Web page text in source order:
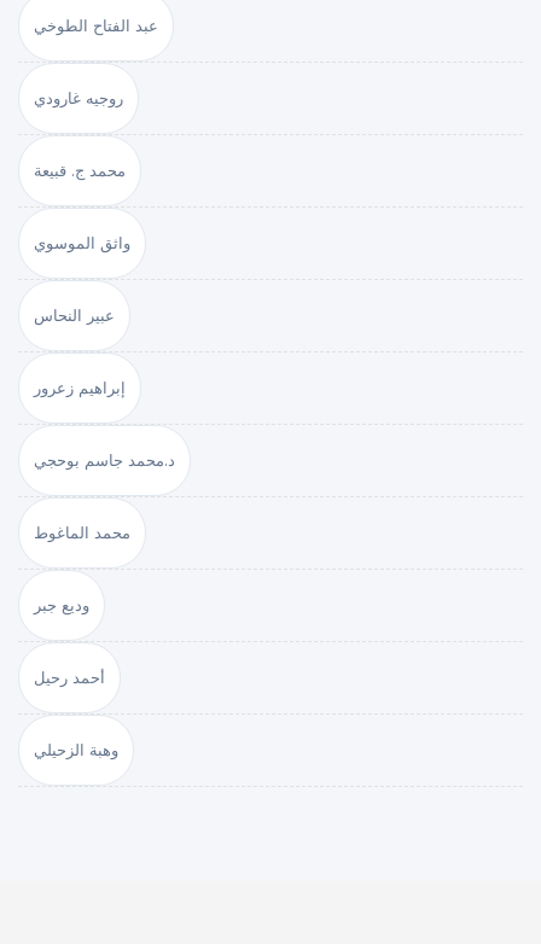
عبد الفتاح الطوخي
روجيه غارودي
محمد ج. قبيعة
واثق الموسوي
عبير النحاس
إبراهيم زعرور
د.محمد جاسم بوحجي
محمد الماغوط
وديع جبر
أحمد رحيل
وهبة الزحيلي